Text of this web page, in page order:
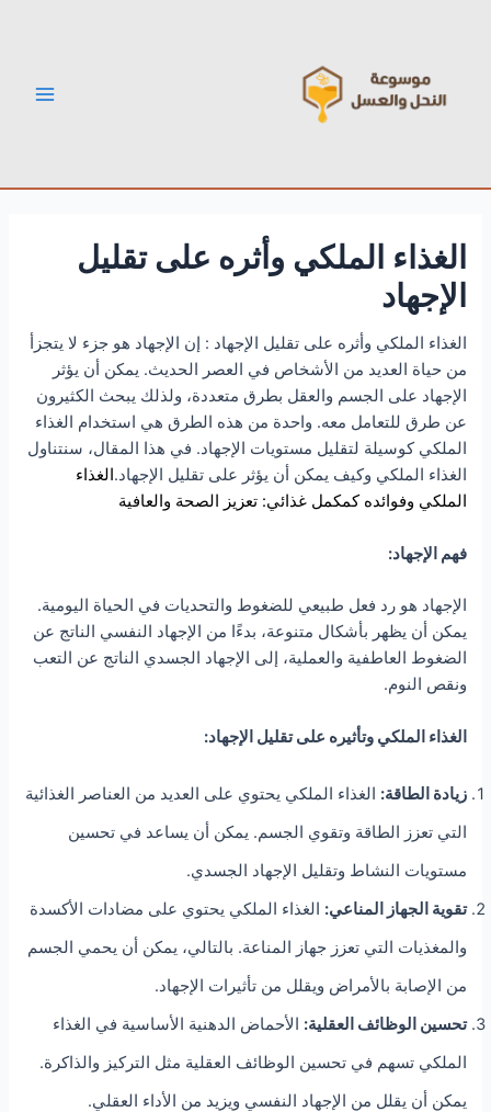
الغذاء الملكي وأثره على تقليل
الإجهاد
الغذاء الملكي وأثره على تقليل الإجهاد : إن الإجهاد هو جزء لا يتجزأ
من حياة العديد من الأشخاص في العصر الحديث. يمكن أن يؤثر
الإجهاد على الجسم والعقل بطرق متعددة، ولذلك يبحث الكثيرون
عن طرق للتعامل معه. واحدة من هذه الطرق هي استخدام الغذاء
الملكي كوسيلة لتقليل مستويات الإجهاد. في هذا المقال، سنتناول
الغذاء الملكي وكيف يمكن أن يؤثر على تقليل الإجهاد. الغذاء
الملكي وفوائده كمكمل غذائي: تعزيز الصحة والعافية
فهم الإجهاد:
الإجهاد هو رد فعل طبيعي للضغوط والتحديات في الحياة اليومية.
يمكن أن يظهر بأشكال متنوعة، بدءًا من الإجهاد النفسي الناتج عن
الضغوط العاطفية والعملية، إلى الإجهاد الجسدي الناتج عن التعب
ونقص النوم.
الغذاء الملكي وتأثيره على تقليل الإجهاد:
زيادة الطاقة: الغذاء الملكي يحتوي على العديد من العناصر الغذائية
التي تعزز الطاقة وتقوي الجسم. يمكن أن يساعد في تحسين
مستويات النشاط وتقليل الإجهاد الجسدي.
تقوية الجهاز المناعي: الغذاء الملكي يحتوي على مضادات الأكسدة
والمغذيات التي تعزز جهاز المناعة. بالتالي، يمكن أن يحمي الجسم
من الإصابة بالأمراض ويقلل من تأثيرات الإجهاد.
تحسين الوظائف العقلية: الأحماض الدهنية الأساسية في الغذاء
الملكي تسهم في تحسين الوظائف العقلية مثل التركيز والذاكرة.
يمكن أن يقلل من الإجهاد النفسي ويزيد من الأداء العقلي.